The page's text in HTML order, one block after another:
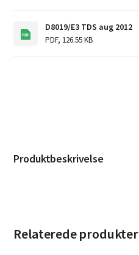
D8019/E3 TDS aug 2012
PDF, 126.55 KB
Produktbeskrivelse
Relaterede produkter